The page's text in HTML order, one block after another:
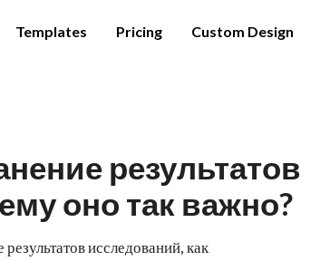
Templates Pricing Custom Design
результатов
оно так важно?
исследований, как